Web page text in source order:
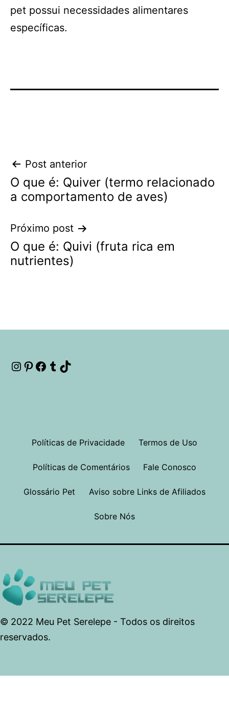
pet possui necessidades alimentares
específicas.
Navegação
de
Post
Post anterior
O que é: Quiver (termo relacionado
a comportamento de aves)
Próximo post
O que é: Quivi (fruta rica em
nutrientes)
Instagram
Pinterest
Facebook
Tumblr
Políticas de Privacidade Termos de Uso
Políticas de Comentários Fale Conosco
Glossário Pet Aviso sobre Links de Afiliados
Sobre Nós
© 2022 Meu Pet Serelepe - Todos os direitos
reservados.